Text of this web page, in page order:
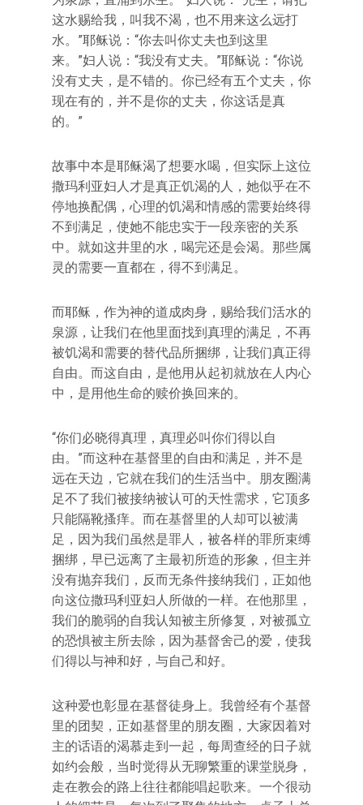
这水赐给我，叫我不渴，也不用来这么远打
水。”耶稣说：“你去叫你丈夫也到这里
来。”妇人说：“我没有丈夫。”耶稣说：“你说
没有丈夫，是不错的。你已经有五个丈夫，你
现在有的，并不是你的丈夫，你这话是真
的。”
故事中本是耶稣渴了想要水喝，但实际上这位
撒玛利亚妇人才是真正饥渴的人，她似乎在不
停地换配偶，心理的饥渴和情感的需要始终得
不到满足，使她不能忠实于一段亲密的关系
中。就如这井里的水，喝完还是会渴。那些属
灵的需要一直都在，得不到满足。
而耶稣，作为神的道成肉身，赐给我们活水的
泉源，让我们在他里面找到真理的满足，不再
被饥渴和需要的替代品所捆绑，让我们真正得
自由。而这自由，是他用从起初就放在人内心
中，是用他生命的赎价换回来的。
“你们必晓得真理，真理必叫你们得以自
由。”而这种在基督里的自由和满足，并不是
远在天边，它就在我们的生活当中。朋友圈满
足不了我们被接纳被认可的天性需求，它顶多
只能隔靴搔痒。而在基督里的人却可以被满
足，因为我们虽然是罪人，被各样的罪所束缚
捆绑，早已远离了主最初所造的形象，但主并
没有抛弃我们，反而无条件接纳我们，正如他
向这位撒玛利亚妇人所做的一样。在他那里，
我们的脆弱的自我认知被主所修复，对被孤立
的恐惧被主所去除，因为基督舍己的爱，使我
们得以与神和好，与自己和好。
这种爱也彰显在基督徒身上。我曾经有个基督
里的团契，正如基督里的朋友圈，大家因着对
主的话语的渴慕走到一起，每周查经的日子就
如约会般，当时觉得从无聊繁重的课堂脱身，
走在教会的路上往往都能唱起歌来。一个很动